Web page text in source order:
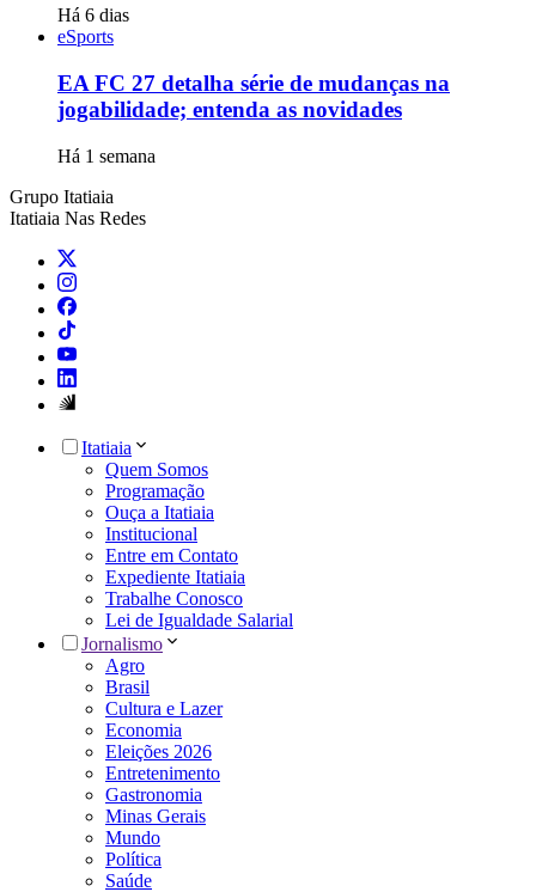
Há 6 dias
eSports
EA FC 27 detalha série de mudanças na
jogabilidade; entenda as novidades
Há 1 semana
Grupo Itatiaia
Itatiaia Nas Redes
Itatiaia
Quem Somos
Programação
Ouça a Itatiaia
Institucional
Entre em Contato
Expediente Itatiaia
Trabalhe Conosco
Lei de Igualdade Salarial
Jornalismo
Agro
Brasil
Cultura e Lazer
Economia
Eleições 2026
Entretenimento
Gastronomia
Minas Gerais
Mundo
Política
Saúde